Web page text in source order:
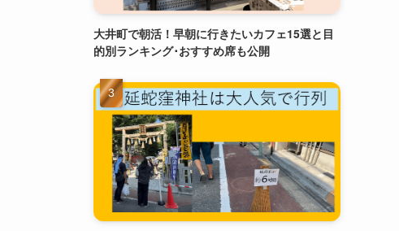
大井町で朝活！早朝に行きたいカフェ15選と目
的別ランキング･おすすめ席も公開